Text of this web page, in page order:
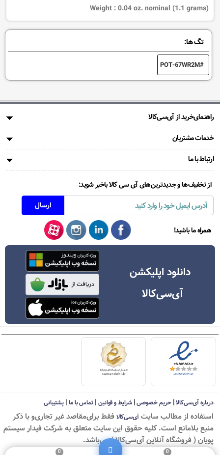
Weight :0.04 oz. nominal (1.1 grams)
تگ ها:
POT-67WR2M
راهنمای‌خرید از آی‌سی‌کالا
خدمات مشتریان
ارتباط با ما
از تخفیف‌ها و جدیدترین‌های آی سی کالا باخبر شوید:
همراه ما باشید!
دانلود اپلیکشن
آی‌سی‌کالا
درباره آی‌سی‌کالا|حریم خصوصی|شرایط و قوانین | تماس با ما| پشتیبانی
استفاده از مطالب سايت آی‌سی‌کالا فقط برای‌مقاصد غیر تجاری‌و با ذکر
منبع بلامانع است. کليه حقوق اين سايت متعلق به شرکت فیدار سیستم
پویان ( فروشگاه آنلاین آی‌سی‌کالا ) می‌باشد.
0
0